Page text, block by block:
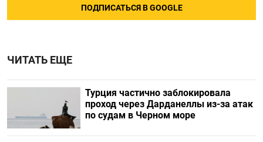
ПОДПИСАТЬСЯ В GOOGLE
ЧИТАТЬ ЕЩЕ
Турция частично заблокировала
проход через Дарданеллы из-за атак
по судам в Черном море